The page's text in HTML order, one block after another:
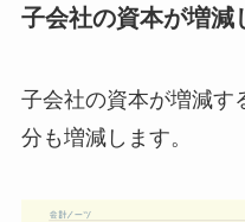
子会社の資本が増減
子会社の資本が増減す
分も増減します。